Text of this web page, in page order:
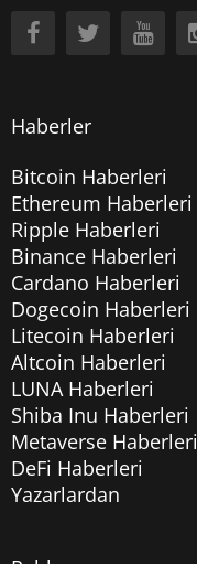
Haberler
Bitcoin Haberleri
Ethereum Haberleri
Ripple Haberleri
Binance Haberleri
Cardano Haberleri
Dogecoin Haberleri
Litecoin Haberleri
Altcoin Haberleri
LUNA Haberleri
Shiba Inu Haberleri
Metaverse Haberleri
DeFi Haberleri
Yazarlardan